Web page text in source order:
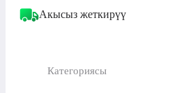
Акысыз жеткирүү
Категориясы